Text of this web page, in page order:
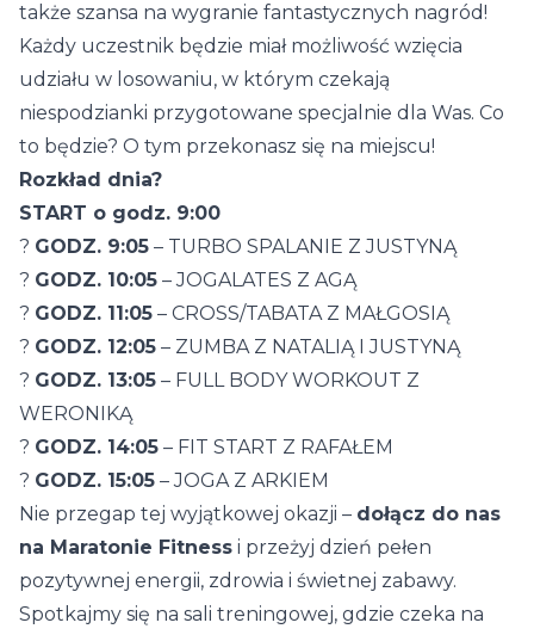
także szansa na wygranie fantastycznych nagród!
Każdy uczestnik będzie miał możliwość wzięcia
udziału w losowaniu, w którym czekają
niespodzianki przygotowane specjalnie dla Was. Co
to będzie? O tym przekonasz się na miejscu!
Rozkład dnia?
START o godz. 9:00
? GODZ. 9:05 – TURBO SPALANIE Z JUSTYNĄ
? GODZ. 10:05 – JOGALATES Z AGĄ
? GODZ. 11:05 – CROSS/TABATA Z MAŁGOSIĄ
? GODZ. 12:05 – ZUMBA Z NATALIĄ I JUSTYNĄ
? GODZ. 13:05 – FULL BODY WORKOUT Z
WERONIKĄ
? GODZ. 14:05 – FIT START Z RAFAŁEM
? GODZ. 15:05 – JOGA Z ARKIEM
Nie przegap tej wyjątkowej okazji – dołącz do nas
na Maratonie Fitness i przeżyj dzień pełen
pozytywnej energii, zdrowia i świetnej zabawy.
Spotkajmy się na sali treningowej, gdzie czeka na